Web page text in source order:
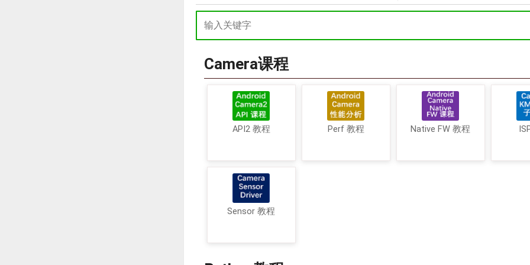
Camera课程
API2 教程 Perf 教程 Native FW 教程
Sensor 教程